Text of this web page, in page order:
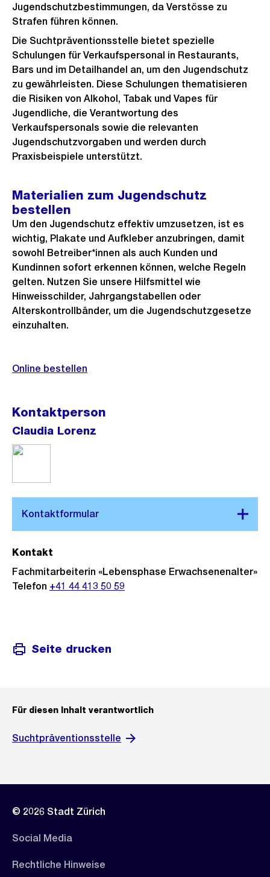
Jugendschutzbestimmungen, da Verstösse zu
Strafen führen können.
Die Suchtpräventionsstelle bietet spezielle
Schulungen für Verkaufspersonal in Restaurants,
Bars und im Detailhandel an, um den Jugendschutz
zu gewährleisten. Diese Schulungen thematisieren
die Risiken von Alkohol, Tabak und Vapes für
Jugendliche, die Verantwortung des
Verkaufspersonals sowie die relevanten
Jugendschutzvorgaben und werden durch
Praxisbeispiele unterstützt.
Materialien zum Jugendschutz
bestellen
Um den Jugendschutz effektiv umzusetzen, ist es
wichtig, Plakate und Aufkleber anzubringen, damit
sowohl Betreiber*innen als auch Kunden und
Kundinnen sofort erkennen können, welche Regeln
gelten. Nutzen Sie unsere Hilfsmittel wie
Hinweisschilder, Jahrgangstabellen oder
Alterskontrollbänder, um die Jugendschutzgesetze
einzuhalten.
Online bestellen
Kontaktperson
Claudia Lorenz
Kontakt
Fachmitarbeiterin «Lebensphase Erwachsenenalter»
Telefon +41 44 413 50 59
Seite drucken
Für diesen Inhalt verantwortlich
Suchtpräventionsstelle
© 2026 Stadt Zürich
Social Media
Rechtliche Hinweise